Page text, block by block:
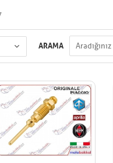
ARAMA